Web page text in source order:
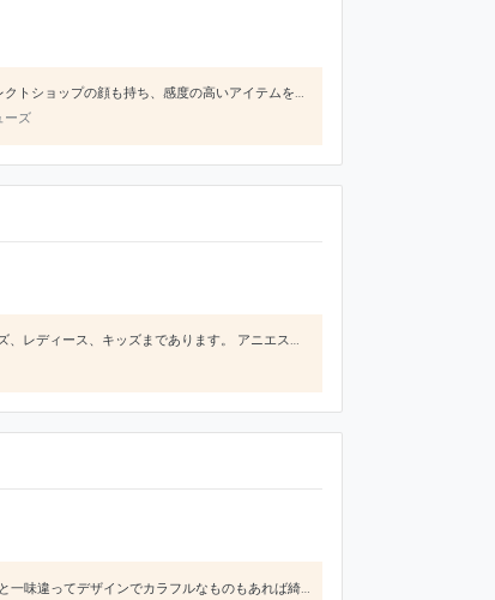
SHIPSは、1975年にスタートした日本のファッションブランドでメンズ、レディースともに展開されています。セレクトショップの顔も持ち、感度の高いアイテムを多数取り扱っています。このブランドの魅力は、主張しすぎないトレンド感のある服にあります。シンプルで大人しめのアイテムが多いですが、決して古臭くなく洗練されていて、どんな方にも好感を持ってもらえやすい主張しすぎないけどおしゃれなアイテムはセレクト
ーズ
アニエスベーは、世界に8の子会社をもつグローバル企業です。 バッグ、財布、時計、服とカテゴリーが多く、メンズ、レディース、キッズまであります。 アニエスベーのロゴがポイントで全ての商品にロゴがついています。 大人から子供まで幅広い世代に使って頂ける商品が多いです。
大人っぽい雰囲気のある店内がとても素敵で、店員さんの対応もどこへ行ってもすごく丁寧です。服は他のブランドと一味違ってデザインでカラフルなものもあれば綺麗な花柄、裏地が綺麗な色など他のブランドとの差別化がすごくされていて素敵です。